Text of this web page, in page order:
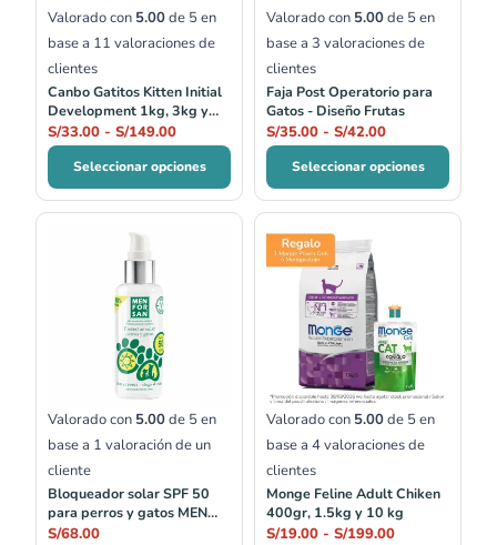
Valorado con 5.00de 5 en
base a 11 valoraciones de
clientes
Canbo Gatitos Kitten Initial
Development 1kg, 3kg y
7kg
S/33.00 - S/149.00
Seleccionar opciones
Valorado con 5.00de 5 en
base a 3 valoraciones de
clientes
Faja Post Operatorio para
Gatos - Diseño Frutas
S/35.00 - S/42.00
Seleccionar opciones
Valorado con 5.00de 5 en
base a 1 valoración de un
cliente
Bloqueador solar SPF 50
para perros y gatos MEN
FOR SAN
S/68.00
Valorado con 5.00de 5 en
base a 4valoraciones de
clientes
Monge Feline Adult Chiken
400gr, 1.5kg y 10 kg
S/19.00 - S/199.00
desde
S/19.00
hasta
S/199.00